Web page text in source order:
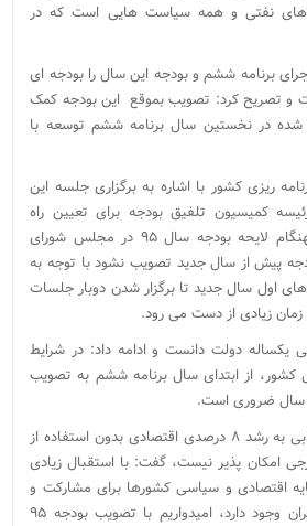
نفتی و همه سیاست هایی است که در
سال اجرای برنامه ششم و بودجه این سال را بودجه ای
و تصریح کرد: تصویب بموقع این بودجه کمک
در نخستین سال برنامه ششم توسعه با
ریزی کشور با اشاره به برگزاری جلسه این
کمیسیون تلفیق بودجه برای تعیین راه
کارهای موثر در تصویب بهنگام لایحه بودجه سال ۹۵ در مجلس شورای
پیش از سال جدید تصویب نشود با توجه به
اول سال جدید تا برگزار شدن دوبار جلسات
زیادی از دست می رود.
یکساله دولت دانست و ادامه داد:‌ در شرایط
از ابتدای سال برنامه ششم به تصویب
سال ضروری است.
وی با اشاره به اینکه دستیابی به رشد ۸ درصدی اقتصادی بدون استفاده از
امکان پذیر نیست، گفت: با استقبال زیادی
اقتصادی و سیاسی کشورها برای مشارکت و
فعالیت های اقتصادی درایران وجود دارد، امیدواریم با تصویب بودجه ۹۵